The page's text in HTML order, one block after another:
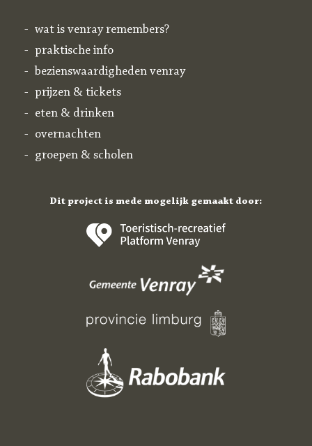
wat is venray remembers?
praktische info
bezienswaardigheden venray
prijzen & tickets
eten & drinken
overnachten
groepen & scholen
Dit project is mede mogelijk gemaakt door: